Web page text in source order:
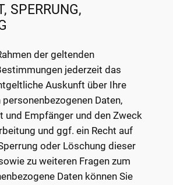
SPERRUNG,
der geltenden
jederzeit das
Auskunft über Ihre
Daten,
und Empfänger und den Zweck
und ggf. ein Recht auf
oder Löschung dieser
zu weiteren Fragen zum
Daten können Sie